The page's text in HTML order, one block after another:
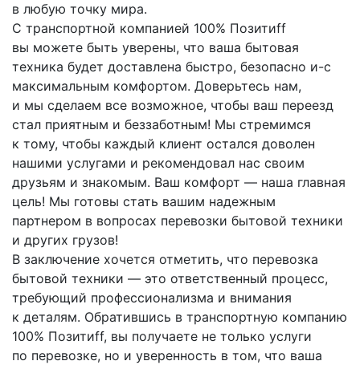
в любую точку мира.
С транспортной компанией 100% Позитиff
вы можете быть уверены, что ваша бытовая
техника будет доставлена быстро, безопасно и-с
максимальным комфортом. Доверьтесь нам,
и мы сделаем все возможное, чтобы ваш переезд
стал приятным и беззаботным! Мы стремимся
к тому, чтобы каждый клиент остался доволен
нашими услугами и рекомендовал нас своим
друзьям и знакомым. Ваш комфорт — наша главная
цель! Мы готовы стать вашим надежным
партнером в вопросах перевозки бытовой техники
и других грузов!
В заключение хочется отметить, что перевозка
бытовой техники — это ответственный процесс,
требующий профессионализма и внимания
к деталям. Обратившись в транспортную компанию
100% Позитиff, вы получаете не только услуги
по перевозке, но и уверенность в том, что ваша